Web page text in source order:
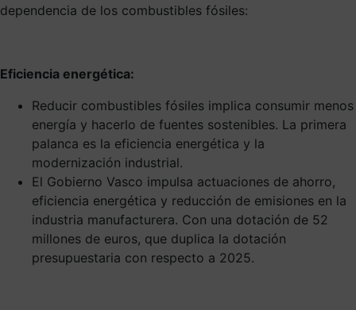
dependencia de los combustibles fósiles:
Eficiencia energética:
Reducir combustibles fósiles implica consumir menos
energía y hacerlo de fuentes sostenibles. La primera
palanca es la eficiencia energética y la
modernización industrial.
El Gobierno Vasco impulsa actuaciones de ahorro,
eficiencia energética y reducción de emisiones en la
industria manufacturera. Con una dotación de 52
millones de euros, que duplica la dotación
presupuestaria con respecto a 2025.